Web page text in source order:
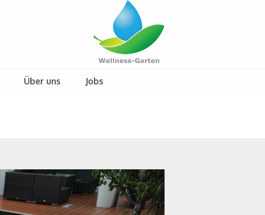
Über uns Jobs